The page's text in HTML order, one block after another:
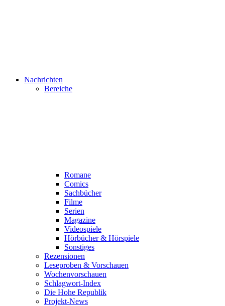
Nachrichten
Bereiche
Romane
Comics
Sachbücher
Filme
Serien
Magazine
Videospiele
Hörbücher & Hörspiele
Sonstiges
Rezensionen
Leseproben & Vorschauen
Wochenvorschauen
Schlagwort-Index
Die Hohe Republik
Projekt-News